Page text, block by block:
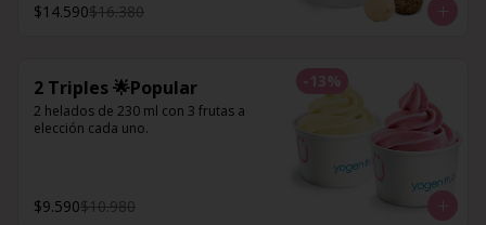
$14.590$16.380
-13%
2 Triples 🌟Popular
2 helados de 230 ml con 3 frutas a
elección cada uno.
$9.590$10.980